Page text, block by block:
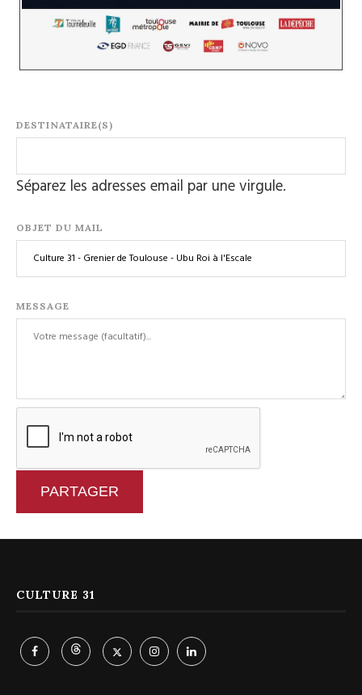
DESTINATAIRE(S)
Séparez les adresses email par une virgule.
OBJET DU MAIL
MESSAGE
PARTAGER
CULTURE 31